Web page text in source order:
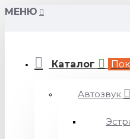
МЕНЮ
Каталог
Автозвук